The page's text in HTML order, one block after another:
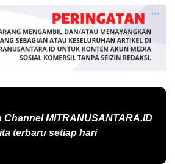
ChannelMITRANUSANTARA.ID
terbaru setiap hari